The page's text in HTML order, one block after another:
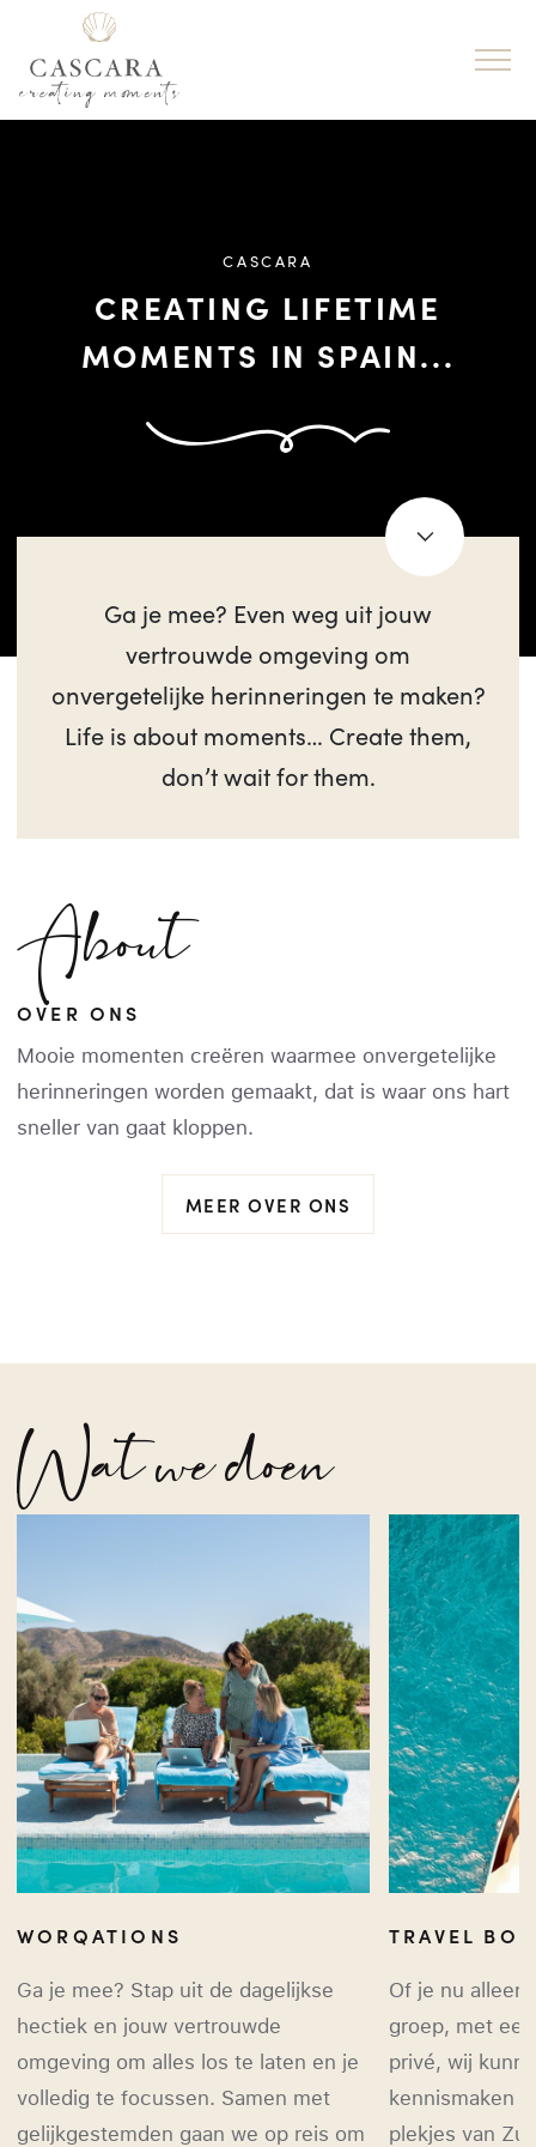
CASCARA
CREATING LIFETIME
MOMENTS IN SPAIN...
Ga je mee? Even weg uit jouw
vertrouwde omgeving om
onvergetelijke herinneringen te maken?
Life is about moments… Create them,
don’t wait for them.
About
OVER ONS
Mooie momenten creëren waarmee onvergetelijke
herinneringen worden gemaakt, dat is waar ons hart
sneller van gaat kloppen.
MEER OVER ONS
Wat we doen
WORQATIONS
Ga je mee? Stap uit de dagelijkse
hectiek en jouw vertrouwde
omgeving om alles los te laten en je
volledig te focussen. Samen met
gelijkgestemden gaan we op reis om
TRAVEL
Of je nu
groep, met
privé, wij
kennismaken
plekjes van